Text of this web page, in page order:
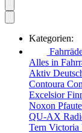
Kategorien:
Alles in
Aktiv
Contoura
Excelsior
Noxon
QU-AX
Tern Victoria